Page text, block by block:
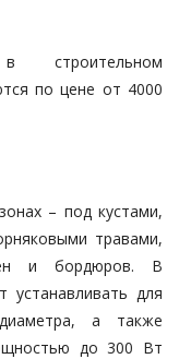
в строительном
по цене от 4000
– под кустами,
травами,
и бордюров. В
для
а также
до 300 Вт